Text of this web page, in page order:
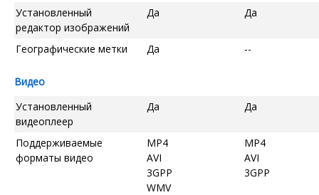
Установленный
редактор изображений
Да Да
Географические метки Да --
Видео
Установленный
видеоплеер
Да Да
Поддерживаемые
форматы видео
MP4
AVI
3GPP
WMV
MP4
AVI
3GPP